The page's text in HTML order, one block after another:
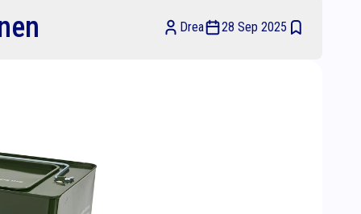
Drea 28 Sep 2025